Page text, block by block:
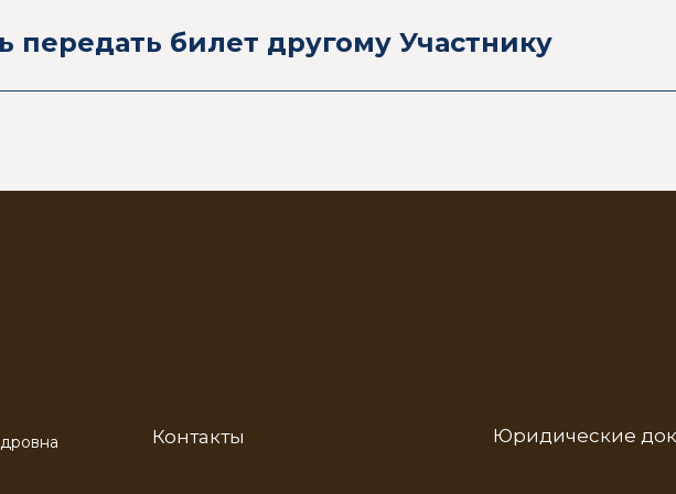
передать билет другому Участнику
Юридические
Контакты